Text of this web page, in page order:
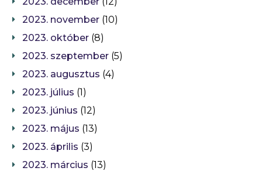
2023. november (10)
2023. október (8)
2023. szeptember (5)
2023. augusztus (4)
2023. július (1)
2023. június (12)
2023. május (13)
2023. április (3)
2023. március (13)